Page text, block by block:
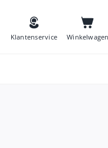
Klantenservice Winkelwagen